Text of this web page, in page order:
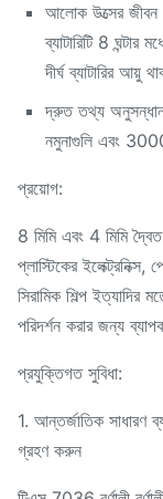
আলোক উত্সের জীবন
ব্যাটারিটি 8 ঘন্টার
দীর্ঘ ব্যাটারির আয়ু
দ্রুত তথ্য অনুসন্ধান,
নমুনাগুলি এবং
প্রয়োগ:
8 মিমি এবং 4 মিমি
প্লাস্টিকের ইলেক্ট্রনিক্স,
সিরামিক শিল্প ইত্যাদির
পরিদর্শন করার জন্য
প্রযুক্তিগত সুবিধা:
1. আন্তর্জাতিক
গ্রহণ করুন